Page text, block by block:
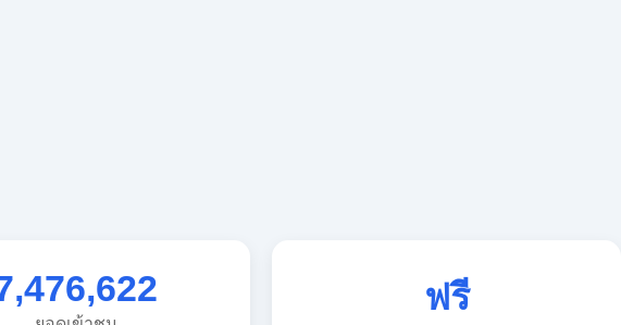
ยอดเข้าชม
ฟรี
ใช้งานตลอด 24 ชั่วโมง